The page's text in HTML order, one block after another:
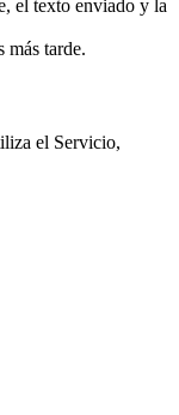
el texto enviado y la
más tarde.
el Servicio,